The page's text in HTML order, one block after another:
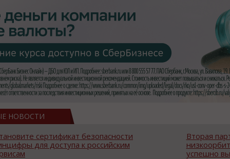
НОВОСТИ
сертификат безопасности
для доступа к российским
Вторая
успешно